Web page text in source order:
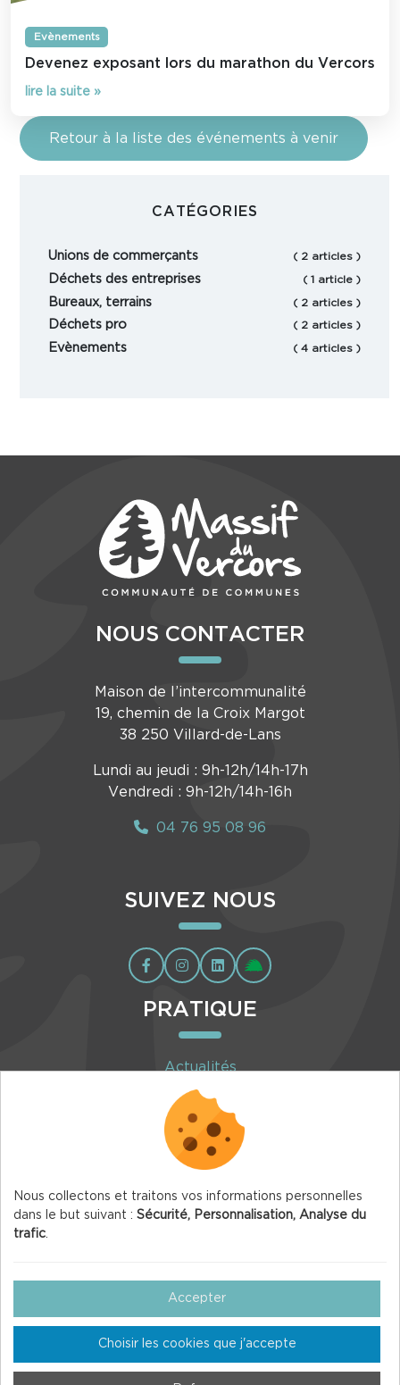
Evènements
Devenez exposant lors du marathon du Vercors
lire la suite »
Retour à la liste des événements à venir
CATÉGORIES
Unions de commerçants ( 2 articles )
Déchets des entreprises ( 1 article )
Bureaux, terrains ( 2 articles )
Déchets pro ( 2 articles )
Evènements ( 4 articles )
NOUS CONTACTER
Maison de l’intercommunalité
19, chemin de la Croix Margot
38 250 Villard-de-Lans
Lundi au jeudi : 9h-12h/14h-17h
Vendredi : 9h-12h/14h-16h
04 76 95 08 96
SUIVEZ NOUS
PRATIQUE
Actualités
Agenda
Inscription à la newsletter
Gestion des Cookies
Crédits
Nous collectons et traitons vos informations personnelles
dans le but suivant : Sécurité, Personnalisation, Analyse du
trafic.
Accepter
Choisir les cookies que j'accepte